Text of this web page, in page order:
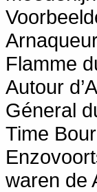
Flamme
Autour
Géneral
Time
waren de